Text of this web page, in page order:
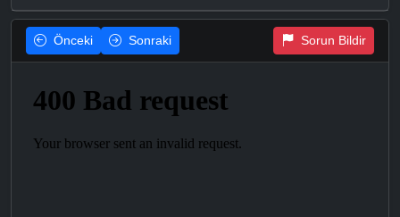
Önceki Sonraki Sorun Bildir